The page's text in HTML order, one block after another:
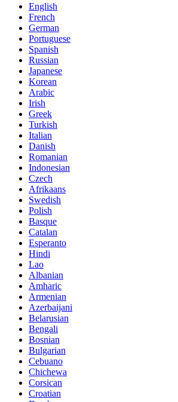
English
French
German
Portuguese
Spanish
Russian
Japanese
Korean
Arabic
Irish
Greek
Turkish
Italian
Danish
Romanian
Indonesian
Czech
Afrikaans
Swedish
Polish
Basque
Catalan
Esperanto
Hindi
Lao
Albanian
Amharic
Armenian
Azerbaijani
Belarusian
Bengali
Bosnian
Bulgarian
Cebuano
Chichewa
Corsican
Croatian